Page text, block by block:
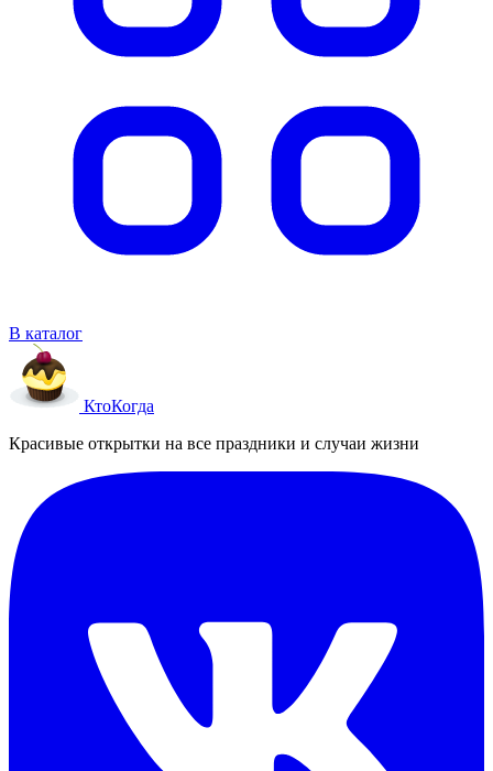
В каталог
КтоКогда
Красивые открытки на все праздники и случаи жизни